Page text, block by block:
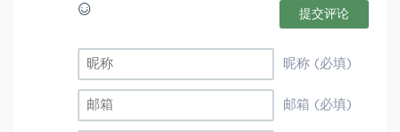
提交评论
昵称 (必填)
邮箱 (必填)